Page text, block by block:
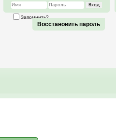
Запомнить?
Восстановить пароль